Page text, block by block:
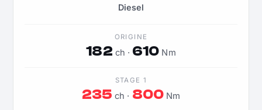
Diesel
ORIGINE
182 ch · 610 Nm
STAGE 1
235 ch · 800Nm